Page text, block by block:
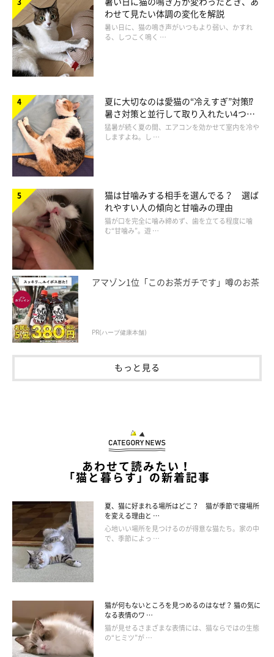
A.気持ちがよくてもっとしてほしいから
B.ムズムズして気持ちが悪いから
D.いつでも逃げられる準備をしているから
答えはA、C／気持ちがよくて信頼している人におねだり
中
しっぽの付け根は、臭腺があったり、生殖器につながる神経があ
ったりと、刺激するように触ると猫が本能的に喜ぶ場所。とくに
メスはここを刺激するとＡの気持ちになる傾向が。信頼した相手
ちなみにB、Dは…
猫はＢのように気持ちが悪いときは、ダッシュで逃げます。ま
わせて見たい体調の変化を解説
暑い日に、猫の鳴き声がいつもより弱い、かすれ
る、しつこく鳴く …
夏に大切なのは愛猫の“冷えすぎ”対策⁉
暑さ対策と並行して取り入れたい4つの
工夫
猛暑が続く夏の間、エアコンを効かせて室内を冷や
しますよね。し …
猫は甘噛みする相手を選んでる？ 選ば
れやすい人の傾向と甘噛みの理由
猫が口を完全に噛み締めず、歯を立てる程度に噛
む“甘噛み”。遊 …
アマゾン1位「このお茶ガチです」噂のお茶
PR(ハーブ健康本舗)
もっと見る
あわせて読みたい！
「猫と暮らす」の新着記事
夏、猫に好まれる場所はどこ？ 猫が季節で寝場所
を変える理由と …
心地いい場所を見つけるのが得意な猫たち。家の中
で、季節によっ …
猫が何もないところを見つめるのはなぜ？ 猫の気に
なる表情のワ …
猫が見せるさまざまな表情には、猫ならではの生態
の“ヒミツ”が …